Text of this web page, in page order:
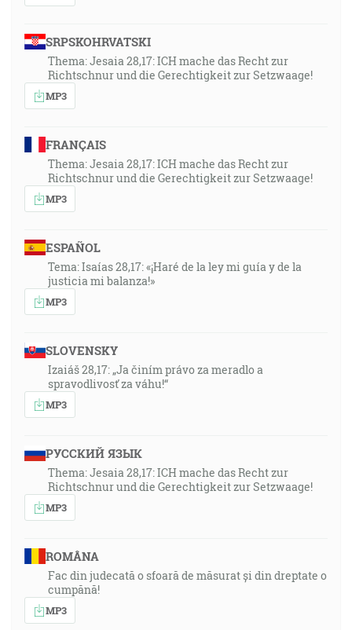
SRPSKOHRVATSKI
Thema: Jesaia 28,17: ICH mache das Recht zur
Richtschnur und die Gerechtigkeit zur Setzwaage!
MP3
FRANÇAIS
Thema: Jesaia 28,17: ICH mache das Recht zur
Richtschnur und die Gerechtigkeit zur Setzwaage!
MP3
ESPAÑOL
Tema: Isaías 28,17: «¡Haré de la ley mi guía y de la
justicia mi balanza!»
MP3
SLOVENSKY
Izaiáš 28,17: „Ja činím právo za meradlo a
spravodlivosť za váhu!“
MP3
РУССКИЙ ЯЗЫК
Thema: Jesaia 28,17: ICH mache das Recht zur
Richtschnur und die Gerechtigkeit zur Setzwaage!
MP3
ROMÂNA
Fac din judecată o sfoară de măsurat și din dreptate o
cumpănă!
MP3